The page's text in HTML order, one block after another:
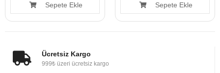
Sepete Ekle Sepete Ekle
Ücretsiz Kargo
999₺ üzeri ücretsiz kargo